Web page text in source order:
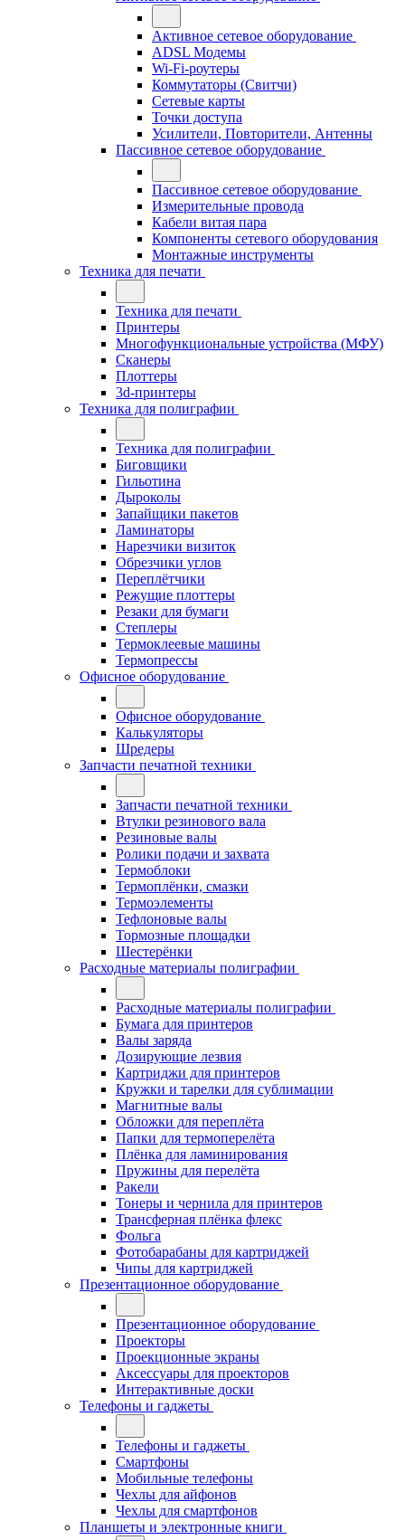
Активное сетевое оборудование
ADSL Модемы
Wi-Fi-роутеры
Коммутаторы (Свитчи)
Сетевые карты
Точки доступа
Усилители, Повторители, Антенны
Пассивное сетевое оборудование
Пассивное сетевое оборудование
Измерительные провода
Кабели витая пара
Компоненты сетевого оборудования
Монтажные инструменты
Техника для печати
Техника для печати
Принтеры
Многофункциональные устройства (МФУ)
Сканеры
Плоттеры
3d-принтеры
Техника для полиграфии
Техника для полиграфии
Биговщики
Гильотина
Дыроколы
Запайщики пакетов
Ламинаторы
Нарезчики визиток
Обрезчики углов
Переплётчики
Режущие плоттеры
Резаки для бумаги
Степлеры
Термоклеевые машины
Термопрессы
Офисное оборудование
Офисное оборудование
Калькуляторы
Шредеры
Запчасти печатной техники
Запчасти печатной техники
Втулки резинового вала
Резиновые валы
Ролики подачи и захвата
Термоблоки
Термоплёнки, смазки
Термоэлементы
Тефлоновые валы
Тормозные площадки
Шестерёнки
Расходные материалы полиграфии
Расходные материалы полиграфии
Бумага для принтеров
Валы заряда
Дозирующие лезвия
Картриджи для принтеров
Кружки и тарелки для сублимации
Магнитные валы
Обложки для переплёта
Папки для термоперелёта
Плёнка для ламинирования
Пружины для перелёта
Ракели
Тонеры и чернила для принтеров
Трансферная плёнка флекс
Фольга
Фотобарабаны для картриджей
Чипы для картриджей
Презентационное оборудование
Презентационное оборудование
Проекторы
Проекционные экраны
Аксессуары для проекторов
Интерактивные доски
Телефоны и гаджеты
Телефоны и гаджеты
Смартфоны
Мобильные телефоны
Чехлы для айфонов
Чехлы для смартфонов
Планшеты и электронные книги